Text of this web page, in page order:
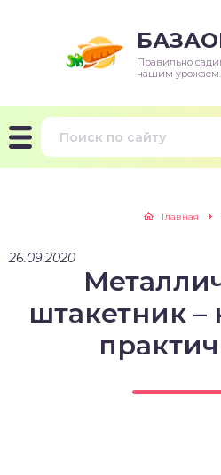
Правильно
нашим урожаем.
Главная
26.09.2020
штакетник –